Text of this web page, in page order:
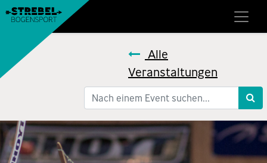
Alle
Veranstaltungen